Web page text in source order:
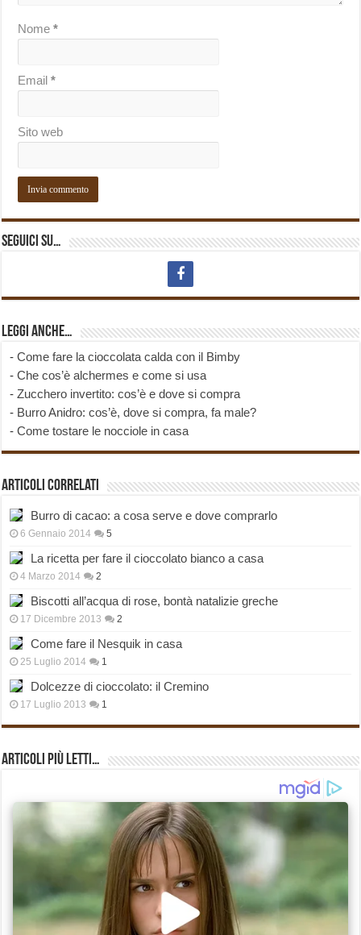
Nome*
Email*
Sito web
Seguici su…
Leggi anche…
-Come fare la cioccolata calda con il Bimby
-Che cos’è alchermes e come si usa
-Zucchero invertito: cos’è e dove si compra
- Burro Anidro: cos’è, dove si compra, fa male?
-Come tostare le nocciole in casa
Articoli correlati
Burro di cacao: a cosa serve e dove comprarlo
6 Gennaio 2014 5
La ricetta per fare il cioccolato bianco a casa
4 Marzo 2014 2
Biscotti all’acqua di rose, bontà natalizie greche
17 Dicembre 2013 2
Come fare il Nesquik in casa
25 Luglio 2014 1
Dolcezze di cioccolato: il Cremino
17 Luglio 2013 1
Articoli più Letti…